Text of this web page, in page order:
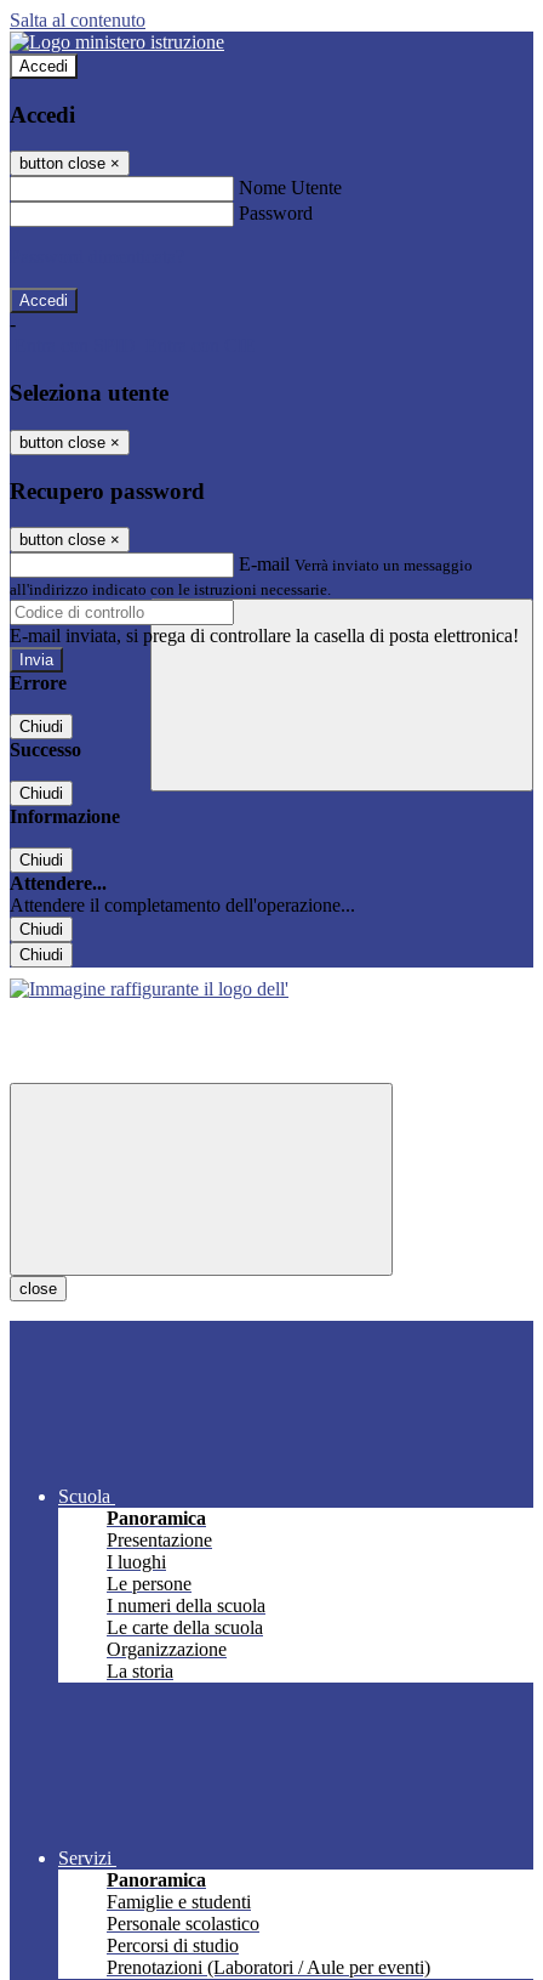
Salta al contenuto
Accedi
Accedi
button close ×
Nome Utente
Password
-
Seleziona utente
button close ×
Recupero password
button close ×
E-mail Verrà inviato un messaggio
all'indirizzo indicato con le istruzioni necessarie.
E-mail inviata, si prega di controllare la casella di posta elettronica!
Errore
Chiudi
Successo
Chiudi
Informazione
Chiudi
Attendere...
Attendere il completamento dell'operazione...
Chiudi
Chiudi
close
Scuola
Panoramica
Presentazione
I luoghi
Le persone
I numeri della scuola
Le carte della scuola
Organizzazione
La storia
Servizi
Panoramica
Famiglie e studenti
Personale scolastico
Percorsi di studio
Prenotazioni (Laboratori / Aule per eventi)